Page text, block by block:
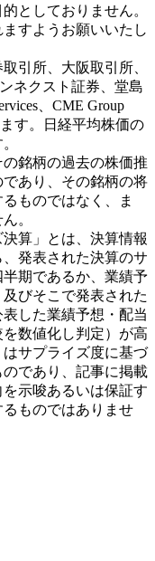
としておりません。
すようお願いいたし
引所、大阪取引所、
ネクスト証券、堂島
、CME Group
す。日経平均株価の
銘柄の過去の株価推
あり、その銘柄の将
ものではなく、ま
。
算」とは、決算情報
発表された決算のサ
期であるか、業績予
びそこで発表された
した業績予想・配当
数値化し判定）が高
サプライズ度に基づ
であり、記事に掲載
示唆あるいは保証す
ものではありませ